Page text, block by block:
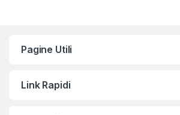
Pagine Utili
Link Rapidi